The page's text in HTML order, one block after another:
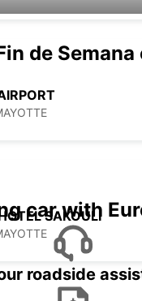
SAKOULI
de Semana
car with
roadside